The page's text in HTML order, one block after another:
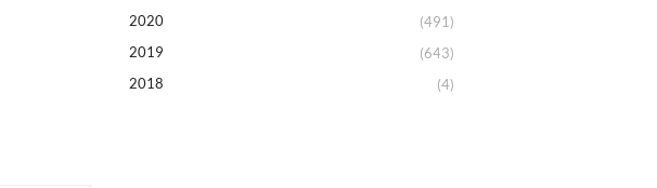
2020
(491)
2019
(643)
2018
(4)